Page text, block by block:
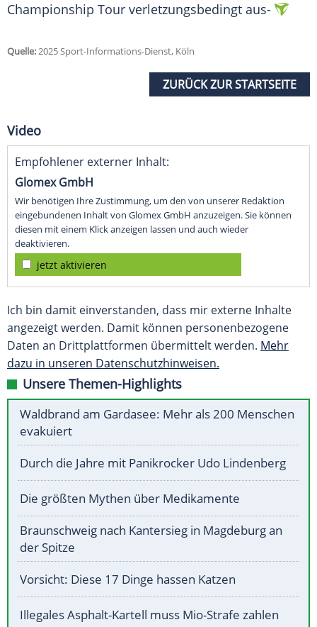
Championship Tour verletzungsbedingt aus-
Quelle:2025 Sport-Informations-Dienst, Köln
ZURÜCK ZUR STARTSEITE
Video
Empfohlener externer Inhalt:
Glomex GmbH
Wir benötigen Ihre Zustimmung, um den von unserer Redaktion
eingebundenen Inhalt von Glomex GmbH anzuzeigen. Sie können
diesen mit einem Klick anzeigen lassen und auch wieder
deaktivieren.
jetzt aktivieren
Ich bin damit einverstanden, dass mir externe Inhalte
angezeigt werden. Damit können personenbezogene
Daten an Drittplattformen übermittelt werden. Mehr
dazu in unseren Datenschutzhinweisen.
Unsere Themen-Highlights
Waldbrand am Gardasee: Mehr als 200 Menschen
evakuiert
Durch die Jahre mit Panikrocker Udo Lindenberg
Die größten Mythen über Medikamente
Braunschweig nach Kantersieg in Magdeburg an
der Spitze
Vorsicht: Diese 17 Dinge hassen Katzen
Illegales Asphalt-Kartell muss Mio-Strafe zahlen